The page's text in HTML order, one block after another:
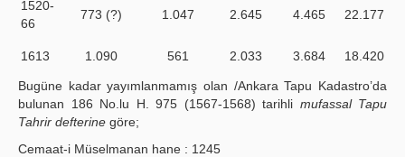
1520-
66
773 (?) 1.047 2.645 4.465 22.177
1613 1.090 561 2.033 3.684 18.420
Bugüne kadar yayımlanmamış olan /Ankara Tapu Kadastro’da
bulunan 186 No.lu H. 975 (1567-1568) tarihli mufassal Tapu
Tahrir defterine göre;
Cemaat-i Müselmanan hane : 1245